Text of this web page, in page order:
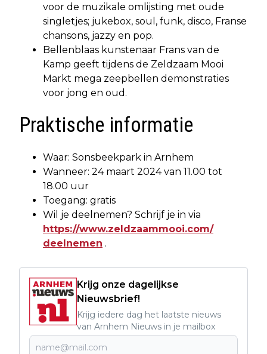
voor de muzikale omlijsting met oude
singletjes; jukebox, soul, funk, disco, Franse
chansons, jazzy en pop.
Bellenblaas kunstenaar Frans van de
Kamp geeft tijdens de Zeldzaam Mooi
Markt mega zeepbellen demonstraties
voor jong en oud.
Praktische informatie
Waar: Sonsbeekpark in Arnhem
Wanneer: 24 maart 2024 van 11.00 tot
18.00 uur
Toegang: gratis
Wil je deelnemen? Schrijf je in via
https://www.zeldzaammooi.com/
deelnemen .
Krijg onze dagelijkse
Nieuwsbrief!
Krijg iedere dag het laatste nieuws
van Arnhem Nieuws in je mailbox